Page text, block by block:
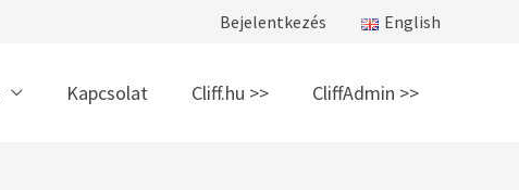
Bejelentkezés English
Kapcsolat Cliff.hu >> CliffAdmin >>